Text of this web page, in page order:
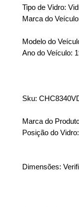
Tipo de Vidro:
Marca do
Modelo do
Ano do Veículo:
Sku:
Marca do
Posição do
Dimensões: